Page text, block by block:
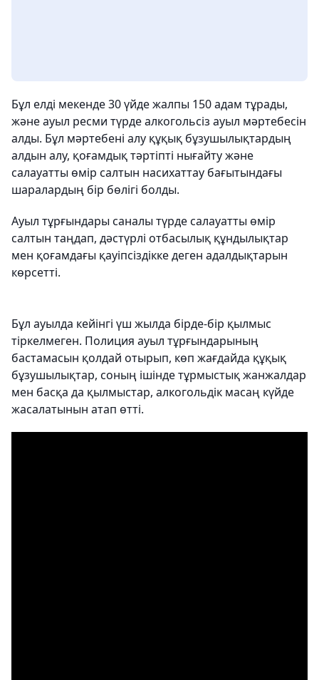
Бұл елді мекенде 30 үйде жалпы 150 адам тұрады,
және ауыл ресми түрде алкогольсіз ауыл мәртебесін
алды. Бұл мәртебені алу құқық бұзушылықтардың
алдын алу, қоғамдық тәртіпті нығайту және
салауатты өмір салтын насихаттау бағытындағы
шаралардың бір бөлігі болды.
Ауыл тұрғындары саналы түрде салауатты өмір
салтын таңдап, дәстүрлі отбасылық құндылықтар
мен қоғамдағы қауіпсіздікке деген адалдықтарын
көрсетті.
Бұл ауылда кейінгі үш жылда бірде-бір қылмыс
тіркелмеген. Полиция ауыл тұрғындарының
бастамасын қолдай отырып, көп жағдайда құқық
бұзушылықтар, соның ішінде тұрмыстық жанжалдар
мен басқа да қылмыстар, алкогольдік масаң күйде
жасалатынын атап өтті.